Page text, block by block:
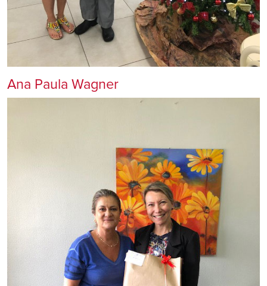
Ana Paula Wagner